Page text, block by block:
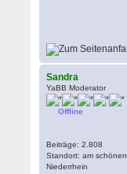
Sandra
YaBB Moderator
Offline
Beiträge: 2.808
Standort: am schönen
Niederrhein